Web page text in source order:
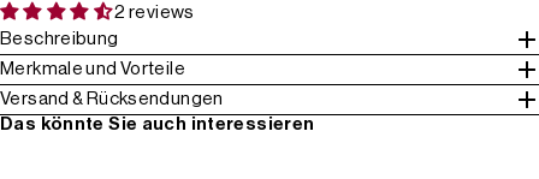
2 reviews
Beschreibung
Merkmale und Vorteile
Versand & Rücksendungen
Das könnte Sie auch interessieren